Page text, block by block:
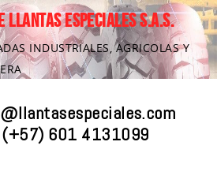
LLANTAS ESPECIALES S.A.S.
INDUSTRIALES, AGRICOLAS Y
(+57) 601 4131099